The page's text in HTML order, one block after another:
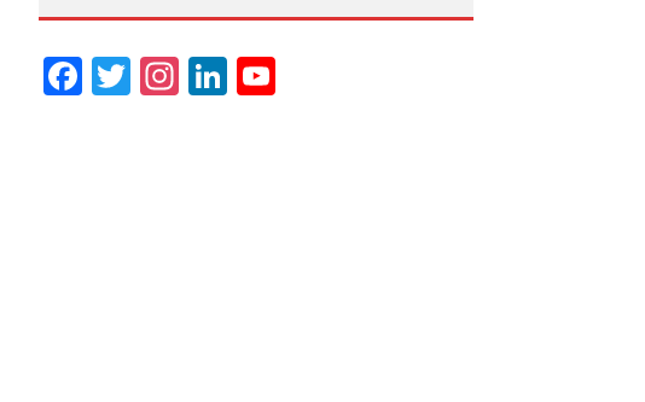
Facebook
Twitter
Instagram
LinkedIn